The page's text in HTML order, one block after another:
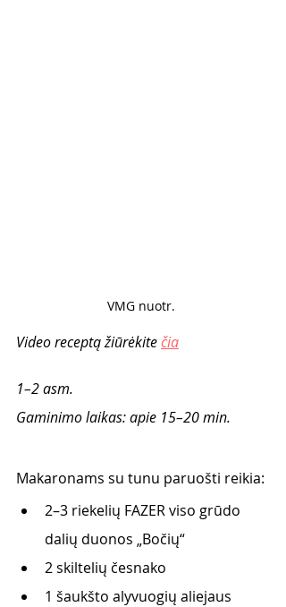
VMG nuotr.
Video receptą žiūrėkite čia
1–2 asm.
Gaminimo laikas: apie 15–20 min.
Makaronams su tunu paruošti reikia:
2–3 riekelių FAZER viso grūdo
dalių duonos „Bočių“
2 skiltelių česnako
1 šaukšto alyvuogių aliejaus